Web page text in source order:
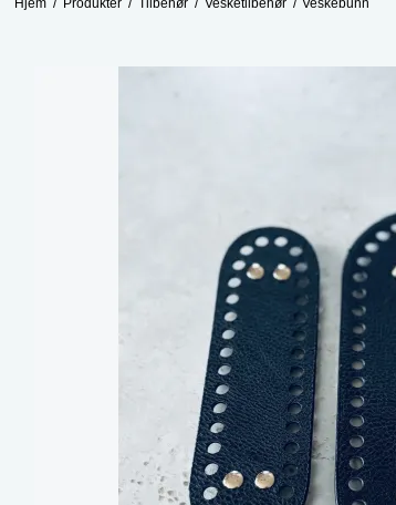
Hjem / Produkter / Tilbehør / Vesketilbehør / Veskebunn